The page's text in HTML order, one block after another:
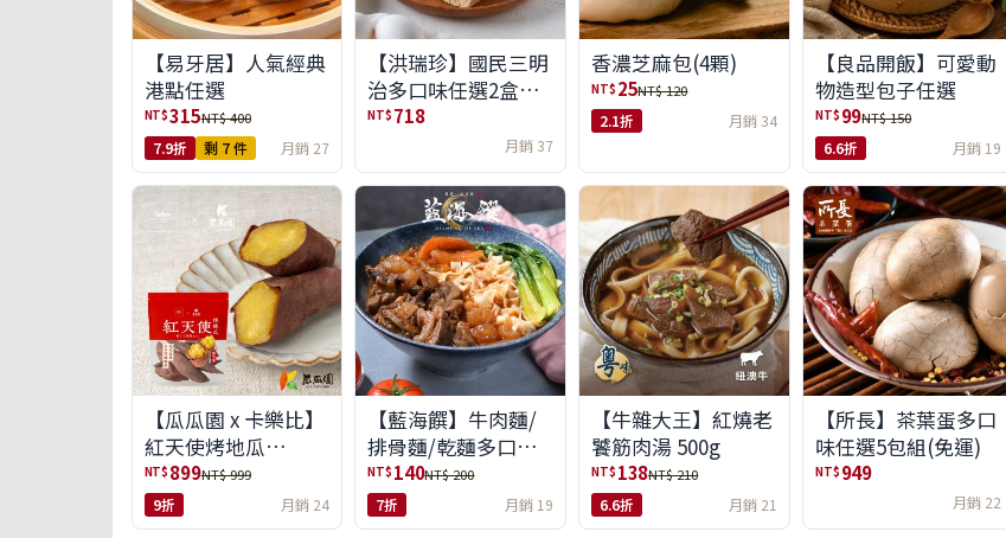
【易牙居】人氣經典
港點任選
NT$315NT$ 400
7.9折 剩 7 件 月銷 27
【洪瑞珍】國民三明
治多口味任選2盒組
(6入/盒)(免運)
NT$ 718
月銷 37
香濃芝麻包(4顆)
NT$ 25NT$ 120
2.1折 月銷 34
【良品開飯】可愛動
物造型包子任選
NT$ 99NT$ 150
6.6折 月銷 19
【瓜瓜園 x 卡樂比】
紅天使烤地瓜
350g*10包(免運組)
NT$ 899NT$ 999
9折 月銷 24
【藍海饌】牛肉麵/
排骨麵/乾麵多口味
任選
NT$ 140NT$ 200
7折 月銷 19
【牛雜大王】紅燒老
饕筋肉湯 500g
NT$ 138NT$ 210
6.6折 月銷 21
【所長】茶葉蛋多口
味任選5包組(免運)
NT$ 949
月銷 22